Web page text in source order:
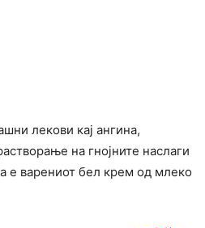
лекови кај ангина,
на гнојните наслаги
е варениот бел крем од млеко